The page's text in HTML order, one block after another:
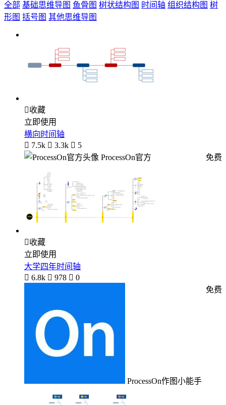
全部 基础思维导图 鱼骨图 树状结构图 时间轴 组织结构图 树
形图 括号图 其他思维导图
收藏
立即使用
横向时间轴
 7.5k  3.3k  5
ProcessOn官方
免费
收藏
立即使用
大学四年时间轴
 6.8k  978  0
ProcessOn作图小能手
免费